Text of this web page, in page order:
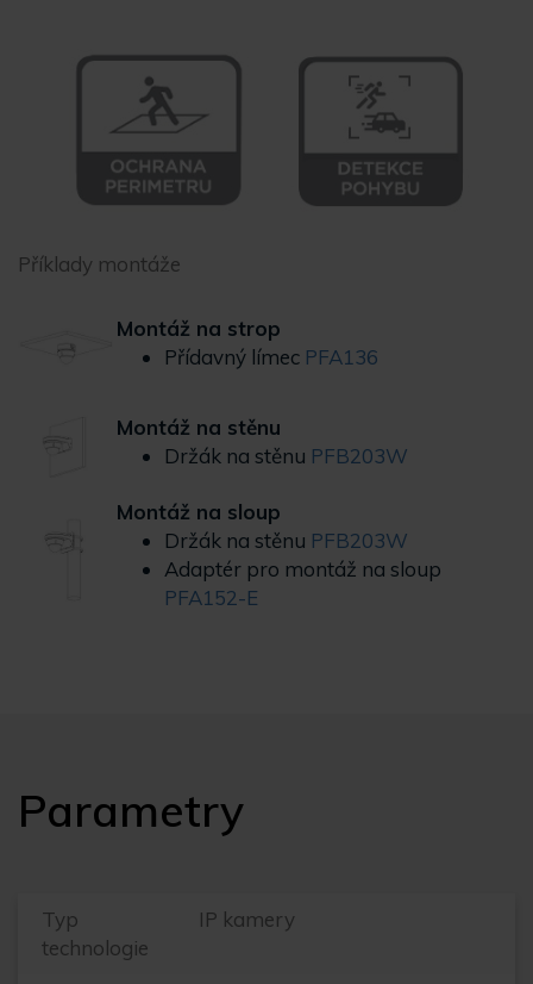
Příklady montáže
Montáž na strop
Přídavný límec PFA136
Montáž na stěnu
Držák na stěnu PFB203W
Montáž na sloup
Držák na stěnu PFB203W
Adaptér pro montáž na sloup
PFA152-E
Parametry
Typ
technologie
IP kamery